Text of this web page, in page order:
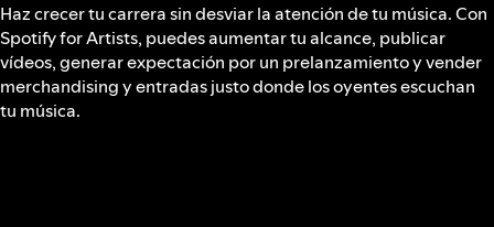
Haz crecer tu carrera sin desviar la atención de tu música. Con
Spotify for Artists, puedes aumentar tu alcance, publicar
vídeos, generar expectación por un prelanzamiento y vender
merchandising y entradas justo donde los oyentes escuchan
tu música.